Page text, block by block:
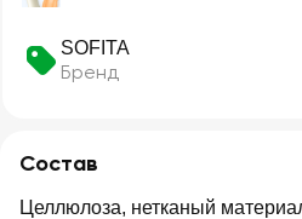
SOFITA
Бренд
Состав
Целлюлоза, нетканый